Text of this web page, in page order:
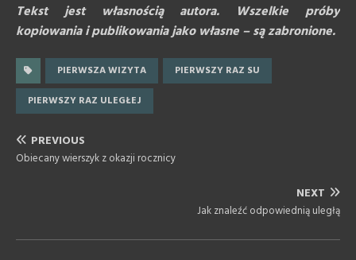
Tekst jest własnością autora. Wszelkie próby
kopiowania i publikowania jako własne – są zabronione.
PIERWSZA WIZYTA
PIERWSZY RAZ SU
PIERWSZY RAZ ULEGŁEJ
PREVIOUS
Obiecany wierszyk z okazji rocznicy
NEXT
Jak znaleźć odpowiednią uległą